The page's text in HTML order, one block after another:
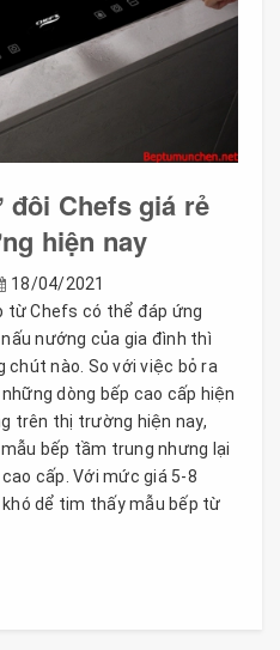
đôi Chefs giá rẻ
hiện nay
18/04/2021
Chefs có thể đáp ứng
nướng của gia đình thì
chút nào. So với việc bỏ ra
dòng bếp cao cấp hiện
trên thị trường hiện nay,
bếp tầm trung nhưng lại
cấp. Với mức giá 5-8
dể tim thấy mẫu bếp từ